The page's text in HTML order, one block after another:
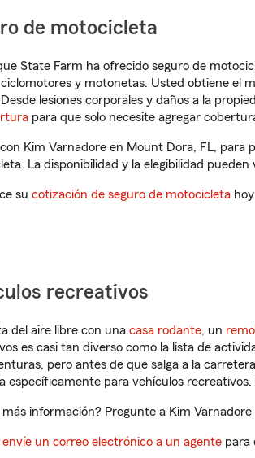
de motocicleta
State Farm ha ofrecido seguro de
y motonetas. Usted obtiene el
lesiones corporales y daños a la
para que solo necesite agregar
Kim Varnadore en Mount Dora, FL,
La disponibilidad y la elegibilidad pueden
su cotización de seguro de motocicleta
recreativos
del aire libre con una casa rodante, un
es casi tan diverso como la lista de
pero antes de que salga a la
específicamente para vehículos
más información? Pregunte a Kim
envíe un correo electrónico a un agente para